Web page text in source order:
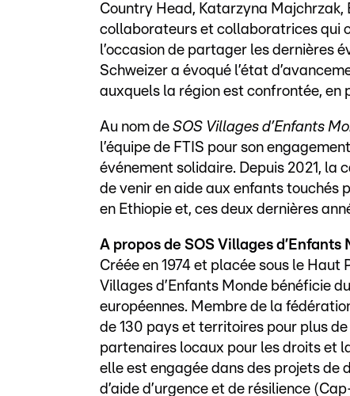
Country Head, Katarzyna Majchrzak,
collaborateurs et collaboratrices qui
l’occasion de partager les dernières
Schweizer a évoqué l’état
auxquels la région est confrontée, en
Au nom de SOS Villages d’Enfants
l’équipe de FTIS pour son
événement solidaire. Depuis 2021,
de venir en aide aux enfants touchés
en Ethiopie et, ces deux dernières
A propos de SOS Villages
Créée en 1974 et placée sous le
Villages d’Enfants Monde bénéficie
européennes. Membre de la
de 130 pays et territoires pour plus
partenaires locaux pour les droits et
elle est engagée dans des projets de
d’aide d’urgence et de résilience